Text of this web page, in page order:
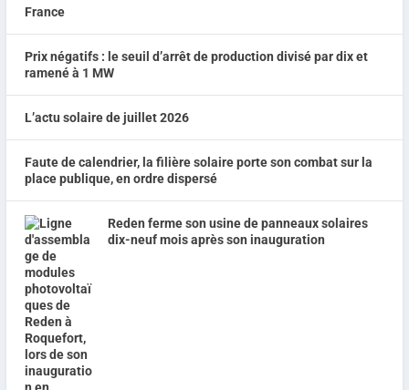
Prix négatifs : le seuil d’arrêt de production divisé par dix et
ramené à 1 MW
L’actu solaire de juillet 2026
Faute de calendrier, la filière solaire porte son combat sur la
place publique, en ordre dispersé
Reden ferme son usine de panneaux solaires
dix-neuf mois après son inauguration